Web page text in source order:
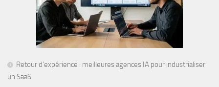
Retour d’expérience : meilleures agences IA pour industrialiser
un SaaS